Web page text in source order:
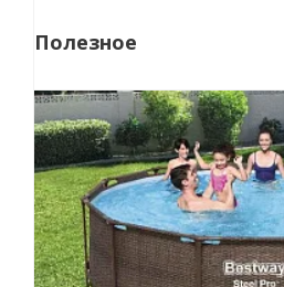
Полезное